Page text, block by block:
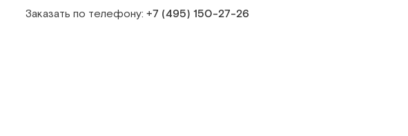
Заказать по телефону: +7 (495) 150‑27‑26